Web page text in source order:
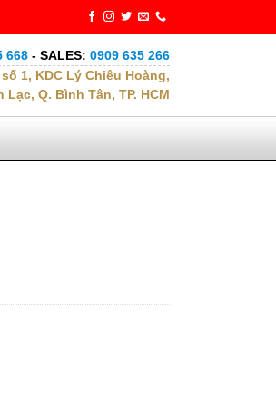
668 - SALES: 0909 635 266
1, KDC Lý Chiêu Hoàng,
Lạc, Q. Bình Tân, TP. HCM